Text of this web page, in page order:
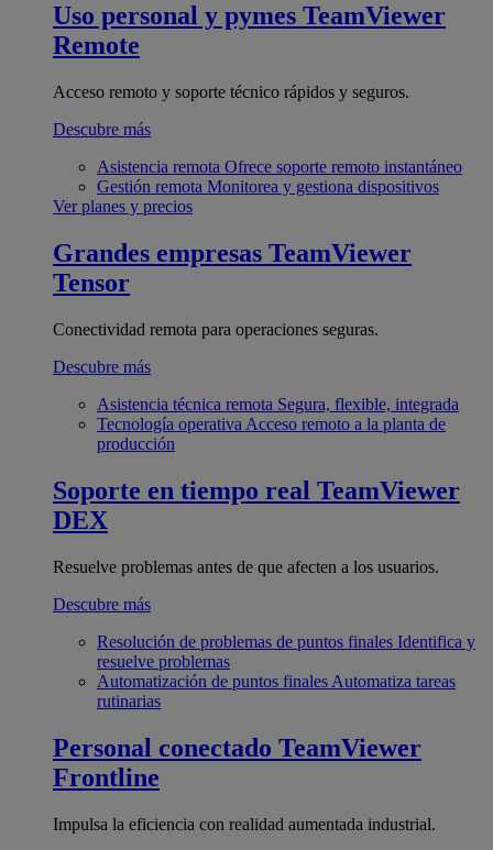
Uso personal y pymes TeamViewer
Remote
Acceso remoto y soporte técnico rápidos y seguros.
Descubre más
Asistencia remota Ofrece soporte remoto instantáneo
Gestión remota Monitorea y gestiona dispositivos
Ver planes y precios
Grandes empresas TeamViewer
Tensor
Conectividad remota para operaciones seguras.
Descubre más
Asistencia técnica remota Segura, flexible, integrada
Tecnología operativa Acceso remoto a la planta de
producción
Soporte en tiempo real TeamViewer
DEX
Resuelve problemas antes de que afecten a los usuarios.
Descubre más
Resolución de problemas de puntos finales Identifica y
resuelve problemas
Automatización de puntos finales Automatiza tareas
rutinarias
Personal conectado TeamViewer
Frontline
Impulsa la eficiencia con realidad aumentada industrial.